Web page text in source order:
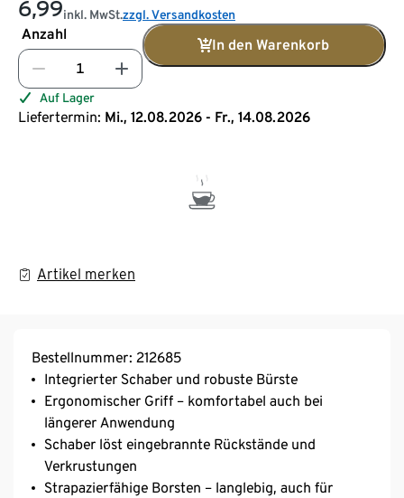
6,99inkl. MwSt.zzgl. Versandkosten
Anzahl
In den Warenkorb
Auf Lager
Liefertermin: Mi., 12.08.2026 - Fr., 14.08.2026
Artikel merken
Bestellnummer: 212685
Integrierter Schaber und robuste Bürste
Ergonomischer Griff – komfortabel auch bei
längerer Anwendung
Schaber löst eingebrannte Rückstände und
Verkrustungen
Strapazierfähige Borsten – langlebig, auch für